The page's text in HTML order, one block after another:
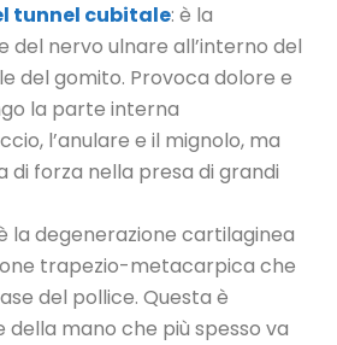
tunnel cubitale: è la
del nervo ulnare all’interno del
del gomito. Provoca dolore e
la parte interna
l’anulare e il mignolo, ma
di forza nella presa di grandi
la degenerazione cartilaginea
trapezio-metacarpica che
del pollice. Questa è
della mano che più spesso va